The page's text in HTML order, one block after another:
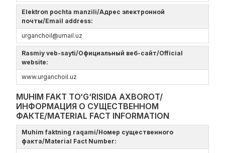
Elektron pochta manzili/Адрес электронной
почты/Email address:
urganchoil@umail.uz
Rasmiy veb-sayti/Официальный веб-сайт/Official
website:
www.urganchoil.uz
MUHIM FAKT TO‘G‘RISIDA AXBOROT/
ИНФОРМАЦИЯ О СУЩЕСТВЕННОМ
ФАКТЕ/MATERIAL FACT INFORMATION
Muhim faktning raqami/Номер существенного
факта/Material Fact Number: